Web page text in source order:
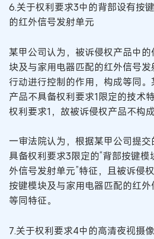
6.关于权利要求3中的背部设有按
的红外信号发射单元
某甲公司认为，被诉侵权产品中的
块及与家用电器匹配的红外信号
行动进行控制的作用，构成等同
产品不具备权利要求1限定的技术
权利要求1，故被诉侵权产品不构成
一审法院认为，根据某甲公司提
具备权利要求3限定的“背部按键
外信号发射单元”特征，且被诉侵
按键模块及与家用电器匹配的红
等同特征。
7.关于权利要求4中的高清夜视摄